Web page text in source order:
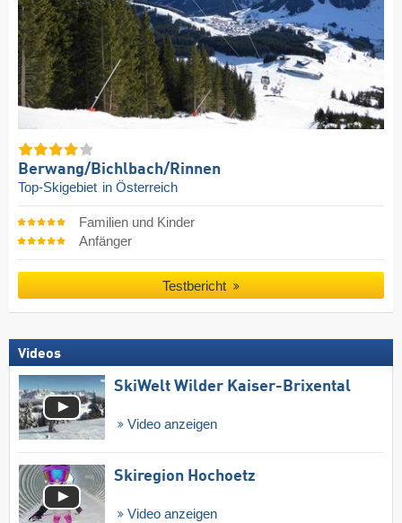
Berwang/​Bichlbach/​Rinnen
Top-Skigebiet in Österreich
Familien und Kinder
Anfänger
Testbericht
Videos
SkiWelt Wilder Kaiser-Brixental
Video anzeigen
Skiregion Hochoetz
Video anzeigen